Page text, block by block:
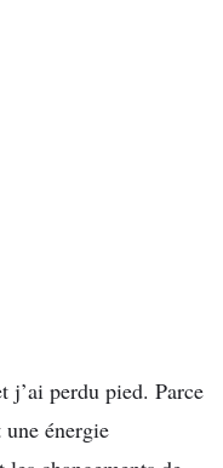
j’ai perdu pied. Parce
énergie